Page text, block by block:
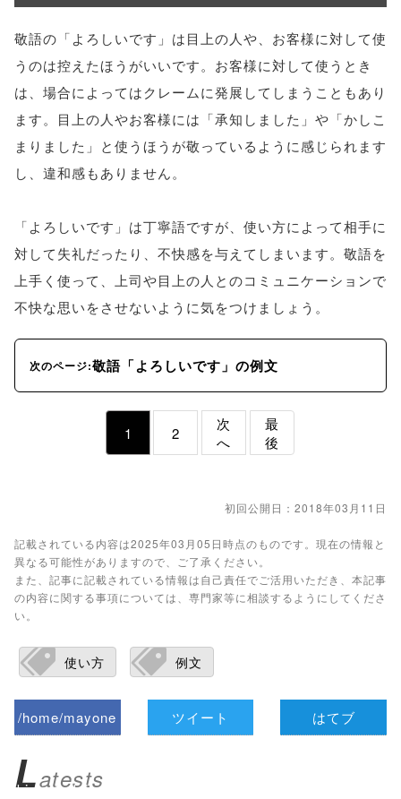
敬語の「よろしいです」は目上の人や、お客様に対して使
うのは控えたほうがいいです。お客様に対して使うとき
は、場合によってはクレームに発展してしまうこともあり
ます。目上の人やお客様には「承知しました」や「かしこ
まりました」と使うほうが敬っているように感じられます
し、違和感もありません。
「よろしいです」は丁寧語ですが、使い方によって相手に
対して失礼だったり、不快感を与えてしまいます。敬語を
上手く使って、上司や目上の人とのコミュニケーションで
不快な思いをさせないように気をつけましょう。
次のページ:敬語「よろしいです」の例文
1 2
次
へ
最
後
初回公開日：2018年03月11日
記載されている内容は2025年03月05日時点のものです。現在の情報と
異なる可能性がありますので、ご了承ください。
また、記事に記載されている情報は自己責任でご活用いただき、本記事
の内容に関する事項については、専門家等に相談するようにしてくださ
い。
使い方 例文
/home/mayone
biz.jp/public_ht
ツイート はてブ
Latests